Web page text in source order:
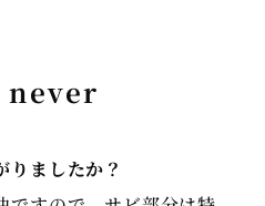
never
ましたか？